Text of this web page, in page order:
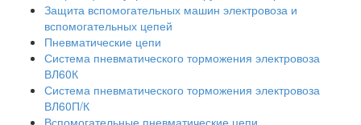
Защита вспомогательных машин электровоза и
вспомогательных цепей
Пневматические цепи
Система пневматического торможения электровоза
ВЛ60К
Система пневматического торможения электровоза
ВЛ60П/К
Вспомогательные пневматические цепи